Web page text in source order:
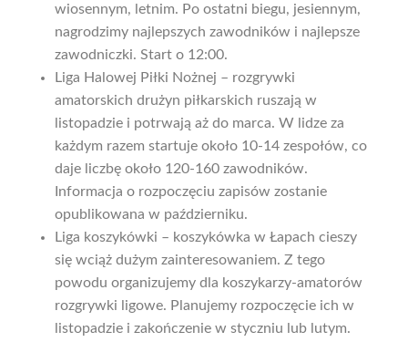
wiosennym, letnim. Po ostatni biegu, jesiennym,
nagrodzimy najlepszych zawodników i najlepsze
zawodniczki. Start o 12:00.
Liga Halowej Piłki Nożnej – rozgrywki
amatorskich drużyn piłkarskich ruszają w
listopadzie i potrwają aż do marca. W lidze za
każdym razem startuje około 10-14 zespołów, co
daje liczbę około 120-160 zawodników.
Informacja o rozpoczęciu zapisów zostanie
opublikowana w październiku.
Liga koszykówki – koszykówka w Łapach cieszy
się wciąż dużym zainteresowaniem. Z tego
powodu organizujemy dla koszykarzy-amatorów
rozgrywki ligowe. Planujemy rozpoczęcie ich w
listopadzie i zakończenie w styczniu lub lutym.